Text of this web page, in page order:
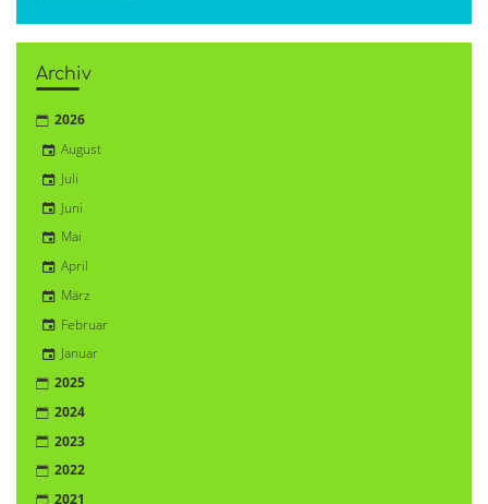
Archiv
2026
August
Juli
Juni
Mai
April
März
Februar
Januar
2025
2024
2023
2022
2021